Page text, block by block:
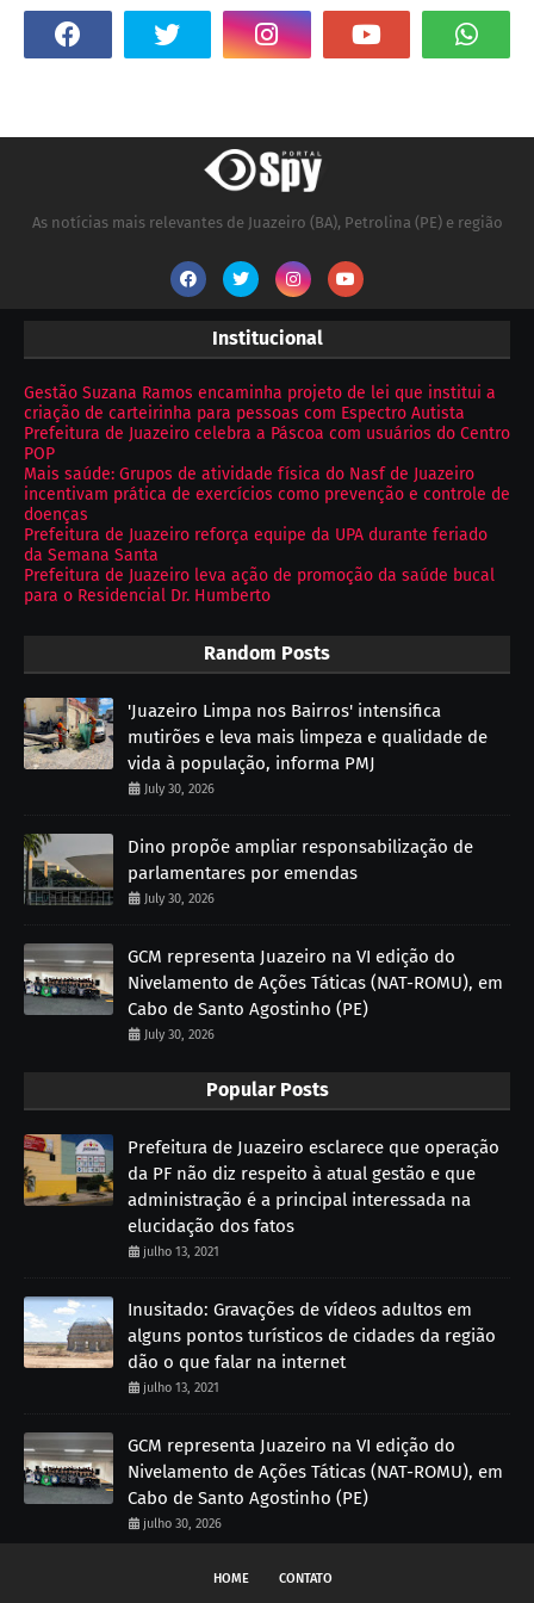
As notícias mais relevantes de Juazeiro (BA), Petrolina (PE) e região
Institucional
Gestão Suzana Ramos encaminha projeto de lei que institui a
criação de carteirinha para pessoas com Espectro Autista
Prefeitura de Juazeiro celebra a Páscoa com usuários do Centro
POP
Mais saúde: Grupos de atividade física do Nasf de Juazeiro
incentivam prática de exercícios como prevenção e controle de
doenças
Prefeitura de Juazeiro reforça equipe da UPA durante feriado
da Semana Santa
Prefeitura de Juazeiro leva ação de promoção da saúde bucal
para o Residencial Dr. Humberto
Random Posts
'Juazeiro Limpa nos Bairros' intensifica
mutirões e leva mais limpeza e qualidade de
vida à população, informa PMJ
July 30, 2026
Dino propõe ampliar responsabilização de
parlamentares por emendas
July 30, 2026
GCM representa Juazeiro na VI edição do
Nivelamento de Ações Táticas (NAT-ROMU), em
Cabo de Santo Agostinho (PE)
July 30, 2026
Popular Posts
Prefeitura de Juazeiro esclarece que operação
da PF não diz respeito à atual gestão e que
administração é a principal interessada na
elucidação dos fatos
julho 13, 2021
Inusitado: Gravações de vídeos adultos em
alguns pontos turísticos de cidades da região
dão o que falar na internet
julho 13, 2021
GCM representa Juazeiro na VI edição do
Nivelamento de Ações Táticas (NAT-ROMU), em
Cabo de Santo Agostinho (PE)
julho 30, 2026
HOME CONTATO